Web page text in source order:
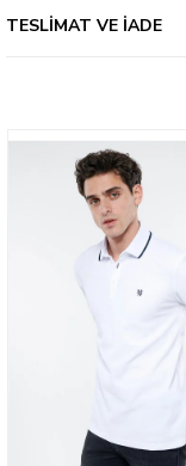
TESLIMAT VE İADE